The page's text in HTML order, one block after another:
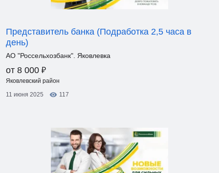
Представитель банка (Подработка 2,5 часа в
день)
АО "Россельхозбанк". Яковлевка
от 8 000 ₽
Яковлевский район
11 июня 2025
117